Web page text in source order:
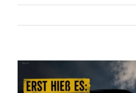
Zeige
grösseres